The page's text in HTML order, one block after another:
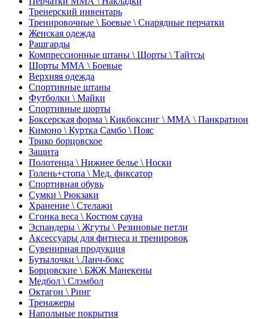
Тренерский инвентарь
Тренировочные \ Боевые \ Снарядные перчатки
Женская одежда
Рашгарды
Компрессионные штаны \ Шорты \ Тайтсы
Шорты ММА \ Боевые
Верхняя одежда
Спортивные штаны
Футболки \ Майки
Спортивные шорты
Боксерская форма \ Кикбоксинг \ ММА \ Панкратион
Кимоно \ Куртка Самбо \ Пояс
Трико борцовское
Защита
Полотенца \ Нижнее белье \ Носки
Голень+стопа \ Мед. фиксатор
Спортивная обувь
Сумки \ Рюкзаки
Хранение \ Стелажи
Сгонка веса \ Костюм сауна
Эспандеры \ Жгуты \ Резиновые петли
Аксессуары для фитнеса и тренировок
Сувенирная продукция
Бутылочки \ Ланч-бокс
Борцовские \ БЖЖ Манекены
Медбол \ Слэмбол
Октагон \ Ринг
Тренажеры
Напольные покрытия